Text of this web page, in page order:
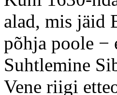
alad, mis jäid
põhja poole −
Suhtlemine
Vene riigi